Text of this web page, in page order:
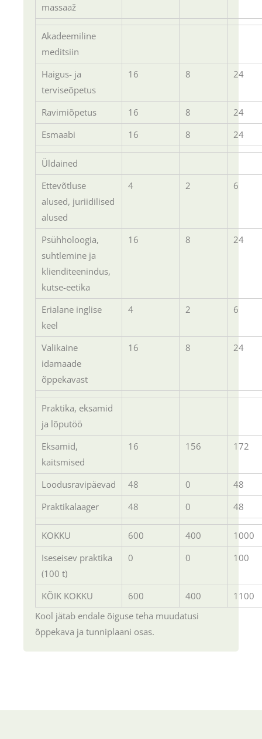
massaaž
Akadeemiline
meditsiin
Haigus- ja
terviseõpetus
16 8 24
Ravimiõpetus 16 8
24
Esmaabi
16 8 24
Üldained
Ettevõtluse
alused, juriidilised
alused
4 2 6
Psühholoogia,
suhtlemine ja
klienditeenindus,
kutse-eetika
16 8 24
Erialane inglise
keel
4 2 6
Valikaine
idamaade
õppekavast
16 8 24
Praktika, eksamid
ja lõputöö
Eksamid,
kaitsmised
16 156 172
Loodusravipäevad 48 0
48
Praktikalaager
48 0 48
KOKKU 600 400
1000
Iseseisev praktika
(100 t)
0 0 100
KÕIK KOKKU 600 400
1100
Kool jätab endale õiguse teha muudatusi
õppekava ja tunniplaani osas.